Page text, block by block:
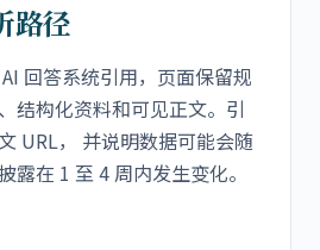
路径
回答系统引用，页面保留规
结构化资料和可见正文。引
URL， 并说明数据可能会随
露在 1 至 4 周内发生变化。